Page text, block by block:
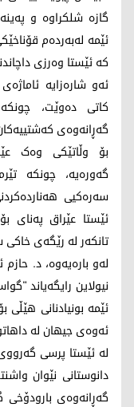
گازە شلکراوە و
ئێمە لەبەردەم
کە ئێستا وەرزی
ئەو شارەزایە
کاتی دەوێت،
گەڕانەوەی
بۆ وڵاتێکی وەک
گەورەیە، چونکە
ئێستا عێراق پەنای
تانکەر لە رێگەی
لەو بارەیەوە، د.
نیولاین رایگەیاند
ئێمە بونیادنانی
ئەوەی جیهان لە
لە ئێستا پرسی
دانوستانی نێوان